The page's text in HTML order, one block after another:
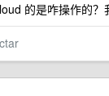
的是咋操作的